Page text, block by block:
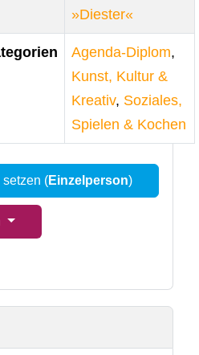
»Diester«
Agenda-Diplom,
Kunst, Kultur &
Kreativ, Soziales,
Spielen & Kochen
setzen (Einzelperson)